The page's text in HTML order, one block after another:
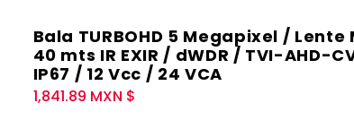
Bala TURBOHD 5 Megapixel / Lente
40 mts IR EXIR / dWDR / TVI-AHD-
IP67 / 12 Vcc / 24 VCA
1,841.89 MXN $